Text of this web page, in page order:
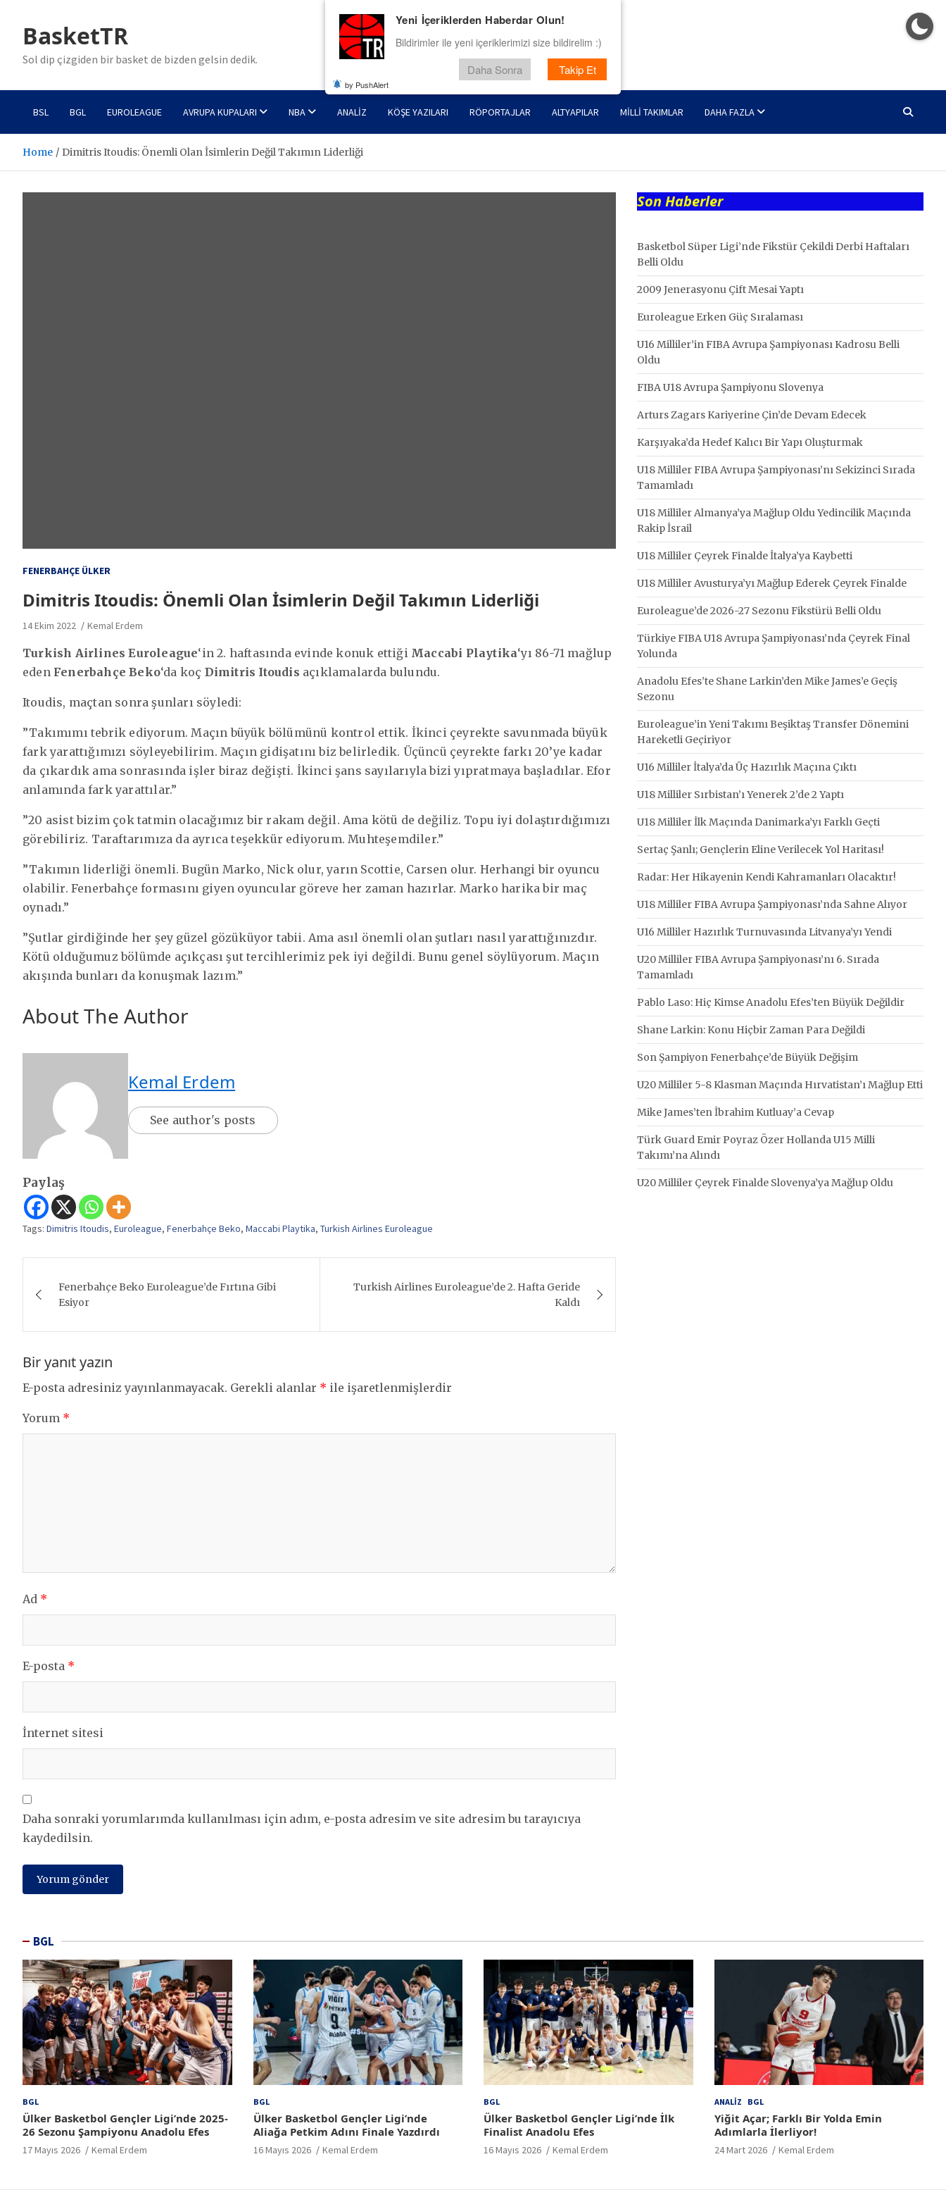
contentBasketTR
Sol dip çizgiden bir basket de bizden gelsin dedik.
BSL BGL EUROLEAGUE AVRUPA KUPALARI NBA ANALIZ KÖŞE YAZILARI RÖPORTAJLAR ALTYAPILAR MILLI TAKIMLAR DAHA FAZLA
Home Dimitris Itoudis: Önemli Olan İsimlerin Değil Takımın Liderliği
FENERBAHÇE ÜLKER
Dimitris Itoudis: Önemli Olan İsimlerin Değil Takımın Liderliği
14 Ekim 2022 Kemal Erdem
Turkish Airlines Euroleague‘in 2. haftasında evinde konuk ettiği Maccabi Playtika‘yı 86-71 mağlup
eden Fenerbahçe Beko‘da koç Dimitris Itoudis açıklamalarda bulundu.
Itoudis, maçtan sonra şunları söyledi:
”Takımımı tebrik ediyorum. Maçın büyük bölümünü kontrol ettik. İkinci çeyrekte savunmada büyük
fark yarattığımızı söyleyebilirim. Maçın gidişatını biz belirledik. Üçüncü çeyrekte farkı 20’ye kadar
da çıkardık ama sonrasında işler biraz değişti. İkinci şans sayılarıyla bizi yıpratmaya başladılar. Efor
anlamında fark yarattılar.”
”20 asist bizim çok tatmin olacağımız bir rakam değil. Ama kötü de değiliz. Topu iyi dolaştırdığımızı
görebiliriz. Taraftarımıza da ayrıca teşekkür ediyorum. Muhteşemdiler.”
”Takımın liderliği önemli. Bugün Marko, Nick olur, yarın Scottie, Carsen olur. Herhangi bir oyuncu
olabilir. Fenerbahçe formasını giyen oyuncular göreve her zaman hazırlar. Marko harika bir maç
oynadı.”
”Şutlar girdiğinde her şey güzel gözüküyor tabii. Ama asıl önemli olan şutları nasıl yarattığınızdır.
Kötü olduğumuz bölümde açıkçası şut tercihlerimiz pek iyi değildi. Bunu genel söylüyorum. Maçın
akışında bunları da konuşmak lazım.”
About The Author
Kemal Erdem
See author's posts
Paylaş
Tags: Dimitris Itoudis, Euroleague, Fenerbahçe Beko, Maccabi Playtika, Turkish Airlines Euroleague
gezinmesi
Fenerbahçe Beko Euroleague’de Fırtına Gibi
Esiyor
Turkish Airlines Euroleague’de 2. Hafta Geride
Kaldı
Bir yanıt yazın
E-posta adresiniz yayınlanmayacak. Gerekli alanlar * ile işaretlenmişlerdir
Yorum *
Ad *
E-posta *
İnternet sitesi
Daha sonraki yorumlarımda kullanılması için adım, e-posta adresim ve site adresim bu tarayıcıya
kaydedilsin.
Son Haberler
Basketbol Süper Ligi’nde Fikstür Çekildi Derbi Haftaları
Belli Oldu
2009 Jenerasyonu Çift Mesai Yaptı
Euroleague Erken Güç Sıralaması
U16 Milliler’in FIBA Avrupa Şampiyonası Kadrosu Belli
Oldu
FIBA U18 Avrupa Şampiyonu Slovenya
Arturs Zagars Kariyerine Çin’de Devam Edecek
Karşıyaka’da Hedef Kalıcı Bir Yapı Oluşturmak
U18 Milliler FIBA Avrupa Şampiyonası’nı Sekizinci Sırada
Tamamladı
U18 Milliler Almanya’ya Mağlup Oldu Yedincilik Maçında
Rakip İsrail
U18 Milliler Çeyrek Finalde İtalya’ya Kaybetti
U18 Milliler Avusturya’yı Mağlup Ederek Çeyrek Finalde
Euroleague’de 2026-27 Sezonu Fikstürü Belli Oldu
Türkiye FIBA U18 Avrupa Şampiyonası’nda Çeyrek Final
Yolunda
Anadolu Efes’te Shane Larkin’den Mike James’e Geçiş
Sezonu
Euroleague’in Yeni Takımı Beşiktaş Transfer Dönemini
Hareketli Geçiriyor
U16 Milliler İtalya’da Üç Hazırlık Maçına Çıktı
U18 Milliler Sırbistan’ı Yenerek 2’de 2 Yaptı
U18 Milliler İlk Maçında Danimarka’yı Farklı Geçti
Sertaç Şanlı; Gençlerin Eline Verilecek Yol Haritası!
Radar: Her Hikayenin Kendi Kahramanları Olacaktır!
U18 Milliler FIBA Avrupa Şampiyonası’nda Sahne Alıyor
U16 Milliler Hazırlık Turnuvasında Litvanya’yı Yendi
U20 Milliler FIBA Avrupa Şampiyonası’nı 6. Sırada
Tamamladı
Pablo Laso: Hiç Kimse Anadolu Efes’ten Büyük Değildir
Shane Larkin: Konu Hiçbir Zaman Para Değildi
Son Şampiyon Fenerbahçe’de Büyük Değişim
U20 Milliler 5-8 Klasman Maçında Hırvatistan’ı Mağlup Etti
Mike James’ten İbrahim Kutluay’a Cevap
Türk Guard Emir Poyraz Özer Hollanda U15 Milli
Takımı’na Alındı
U20 Milliler Çeyrek Finalde Slovenya’ya Mağlup Oldu
BGL
BGL
Ülker Basketbol Gençler Ligi’nde 2025-
26 Sezonu Şampiyonu Anadolu Efes
17 Mayıs 2026 Kemal Erdem
BGL
Ülker Basketbol Gençler Ligi’nde
Aliağa Petkim Adını Finale Yazdırdı
16 Mayıs 2026 Kemal Erdem
BGL
Ülker Basketbol Gençler Ligi’nde İlk
Finalist Anadolu Efes
16 Mayıs 2026 Kemal Erdem
ANALIZ BGL
Yiğit Açar; Farklı Bir Yolda Emin
Adımlarla İlerliyor!
24 Mart 2026 Kemal Erdem
Yeni İçeriklerden Haberdar Olun!
Bildirimler ile yeni içeriklerimizi size bildirelim :)
Daha Sonra Takip Et
by PushAlert